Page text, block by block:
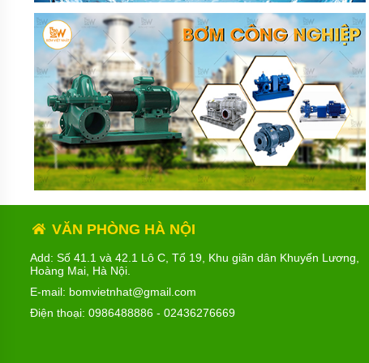
VĂN PHÒNG HÀ NỘI
Add: Số 41.1 và 42.1 Lô C, Tổ 19, Khu giãn dân Khuyến Lương,
Hoàng Mai, Hà Nội.
E-mail: bomvietnhat@gmail.com
Điện thoại: 0986488886 - 02436276669